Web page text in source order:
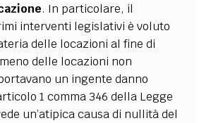
. In particolare, il
interventi legislativi è voluto
delle locazioni al fine di
delle locazioni non
un ingente danno
1 comma 346 della Legge
un’atipica causa di nullità del